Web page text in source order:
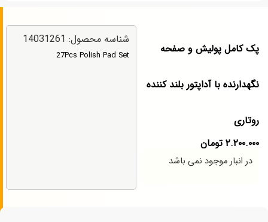
پک کامل پولیش و صفحه
نگهدارنده با آداپتور بلند کننده
روتاری
۲.۲۰۰.۰۰۰ تومان
در انبار موجود نمی باشد
شناسه محصول: 14031261
27Pcs Polish Pad Set